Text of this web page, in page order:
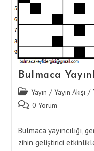
Bulmaca
Post
category:
Yayın / Yayın Akışı /
Post 0 Yorum
Bulmaca yayıncılığı,
zihin geliştirici